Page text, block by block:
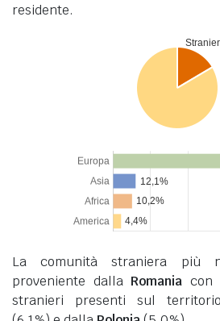
residente.
La comunità straniera più
proveniente dalla Romania con
stranieri presenti sul